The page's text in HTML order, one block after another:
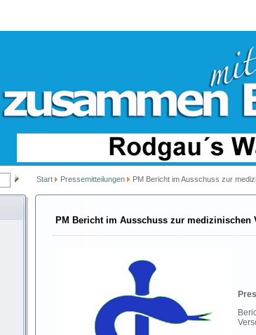
Start Pressemitteilungen PM Bericht im Ausschuss zur
PM Bericht im Ausschuss zur medizinischen